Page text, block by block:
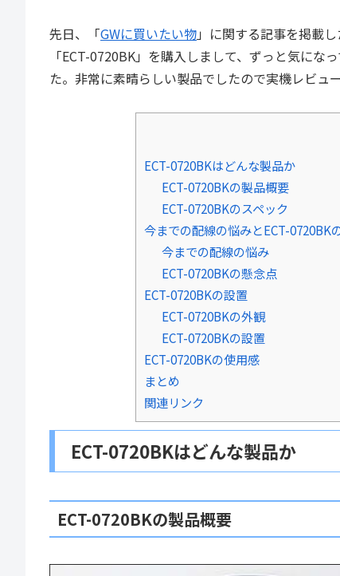
先日、「GWに買いたい物」に関する記事を掲載
「ECT-0720BK」を購入しまして、ずっと気に
た。非常に素晴らしい製品でしたので実機レビュ
ECT-0720BKはどんな製品か
ECT-0720BKの製品概要
ECT-0720BKのスペック
今までの配線の悩みとECT-0720BK
今までの配線の悩み
ECT-0720BKの懸念点
ECT-0720BKの設置
ECT-0720BKの外観
ECT-0720BKの設置
ECT-0720BKの使用感
まとめ
関連リンク
ECT-0720BKはどんな製品か
ECT-0720BKの製品概要